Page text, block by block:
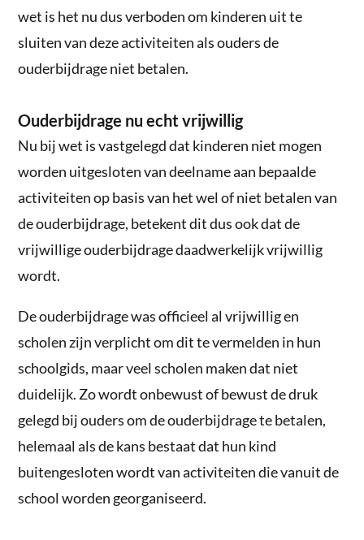
wet is het nu dus verboden om kinderen uit te
sluiten van deze activiteiten als ouders de
ouderbijdrage niet betalen.
Ouderbijdrage nu echt vrijwillig
Nu bij wet is vastgelegd dat kinderen niet mogen
worden uitgesloten van deelname aan bepaalde
activiteiten op basis van het wel of niet betalen van
de ouderbijdrage, betekent dit dus ook dat de
vrijwillige ouderbijdrage daadwerkelijk vrijwillig
wordt.
De ouderbijdrage was officieel al vrijwillig en
scholen zijn verplicht om dit te vermelden in hun
schoolgids, maar veel scholen maken dat niet
duidelijk. Zo wordt onbewust of bewust de druk
gelegd bij ouders om de ouderbijdrage te betalen,
helemaal als de kans bestaat dat hun kind
buitengesloten wordt van activiteiten die vanuit de
school worden georganiseerd.